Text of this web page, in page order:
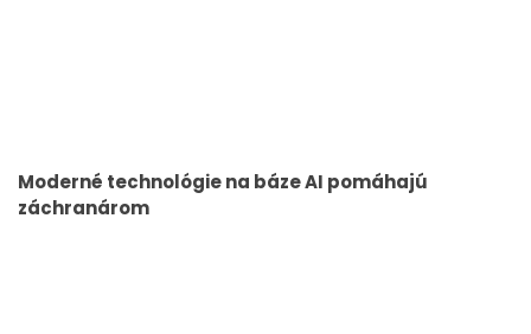
Moderné technológie na báze AI pomáhajú
záchranárom